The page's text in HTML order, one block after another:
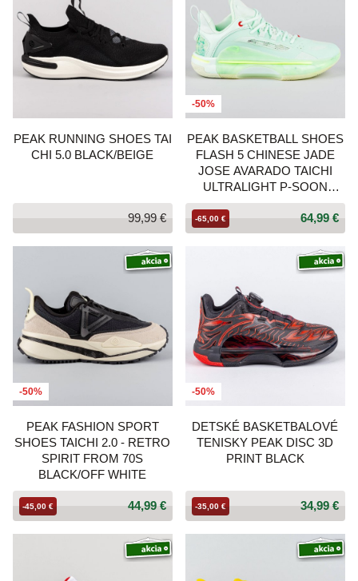
PEAK RUNNING SHOES TAI
CHI 5.0 BLACK/BEIGE
99,99 €
-50%
PEAK BASKETBALL SHOES
FLASH 5 CHINESE JADE
JOSE AVARADO TAICHI
ULTRALIGHT P-SOON
GOUACHE GREEN
64,99 €
-65,00 €
-50%
PEAK FASHION SPORT
SHOES TAICHI 2.0 - RETRO
SPIRIT FROM 70S
BLACK/OFF WHITE
44,99 €
-45,00 €
-50%
DETSKÉ BASKETBALOVÉ
TENISKY PEAK DISC 3D
PRINT BLACK
34,99 €
-35,00 €